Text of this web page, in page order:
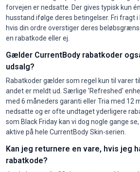
forvejen er nedsatte. Der gives typisk kun
husstand ifølge deres betingelser. Fri fragt
hvis din ordre overstiger deres
en rabatkode eller ej.
Gælder CurrentBody rabatkoder
udsalg?
Rabatkoder gælder som regel kun til varer
andet er meldt ud. Særlige 'Refreshed'
med 6 måneders garanti eller Tria med 12
nedsatte og er ofte undtaget yderligere
som Black Friday kan vi dog nogle gange
aktive på hele CurrentBody Skin-serien.
Kan jeg returnere en vare, hvis jeg
rabatkode?